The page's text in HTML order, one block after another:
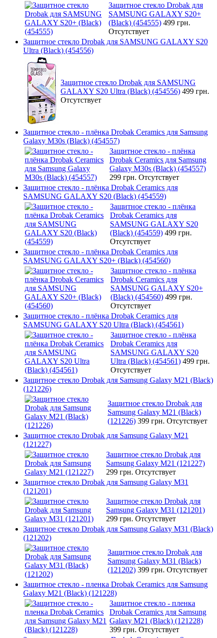
Защитное стекло Drobak для
SAMSUNG GALAXY S20+
(Black) (454555) 499 грн.
Отсутствует
Защитное стекло Drobak для SAMSUNG GALAXY S20
Ultra (Black) (454556)
Защитное стекло Drobak для SAMSUNG
GALAXY S20 Ultra (Black) (454556) 499 грн.
Отсутствует
Защитное стекло - плёнка Drobak Ceramics для Samsung
Galaxy M30s (Black) (454557)
Защитное стекло - плёнка
Drobak Ceramics для Samsung
Galaxy M30s (Black) (454557)
299 грн. Отсутствует
Защитное стекло - плёнка Drobak Ceramics для
SAMSUNG GALAXY S20 (Black) (454559)
Защитное стекло - плёнка
Drobak Ceramics для
SAMSUNG GALAXY S20
(Black) (454559) 499 грн.
Отсутствует
Защитное стекло - плёнка Drobak Ceramics для
SAMSUNG GALAXY S20+ (Black) (454560)
Защитное стекло - плёнка
Drobak Ceramics для
SAMSUNG GALAXY S20+
(Black) (454560) 499 грн.
Отсутствует
Защитное стекло - плёнка Drobak Ceramics для
SAMSUNG GALAXY S20 Ultra (Black) (454561)
Защитное стекло - плёнка
Drobak Ceramics для
SAMSUNG GALAXY S20
Ultra (Black) (454561) 499 грн.
Отсутствует
Защитное стекло Drobak для Samsung Galaxy М21 (Black)
(121226)
Защитное стекло Drobak для
Samsung Galaxy М21 (Black)
(121226) 399 грн. Отсутствует
Защитное стекло Drobak для Samsung Galaxy М21
(121227)
Защитное стекло Drobak для
Samsung Galaxy М21 (121227)
299 грн. Отсутствует
Защитное стекло Drobak для Samsung Galaxy М31
(121201)
Защитное стекло Drobak для
Samsung Galaxy М31 (121201)
299 грн. Отсутствует
Защитное стекло Drobak для Samsung Galaxy М31 (Black)
(121202)
Защитное стекло Drobak для
Samsung Galaxy М31 (Black)
(121202) 399 грн. Отсутствует
Защитное стекло - пленка Drobak Ceramics для Samsung
Galaxy M21 (Black) (121228)
Защитное стекло - пленка
Drobak Ceramics для Samsung
Galaxy M21 (Black) (121228)
399 грн. Отсутствует